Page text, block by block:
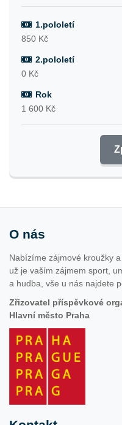
1.pololetí
850 Kč
2.pololetí
0 Kč
Rok
1 600 Kč
O nás
Nabízíme zájmové kroužky
už je vaším zájmem sport,
a hudba, vše u nás najdete
Zřizovatel příspěvkové
Hlavní město Praha